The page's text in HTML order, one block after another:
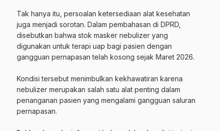
‎Tak hanya itu, persoalan ketersediaan alat kesehatan
juga menjadi sorotan. Dalam pembahasan di DPRD,
disebutkan bahwa stok masker nebulizer yang
digunakan untuk terapi uap bagi pasien dengan
gangguan pernapasan telah kosong sejak Maret 2026.
‎Kondisi tersebut menimbulkan kekhawatiran karena
nebulizer merupakan salah satu alat penting dalam
penanganan pasien yang mengalami gangguan saluran
pernapasan.